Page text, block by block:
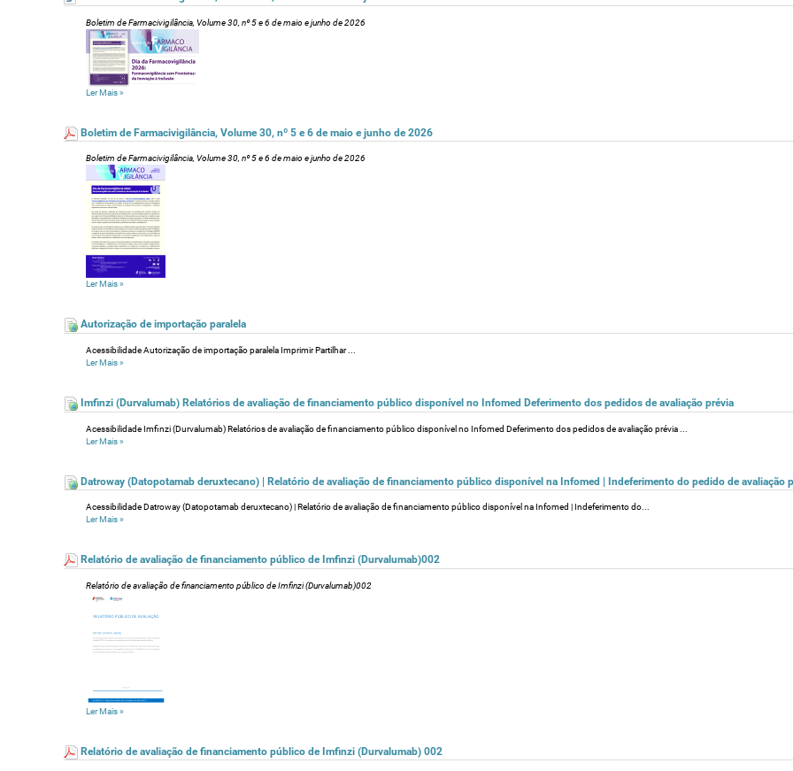
Boletim de Farmacivigilância, Volume 30, nº 5 e 6 de maio e junho de 2026
Ler Mais»
Boletim de Farmacivigilância, Volume 30, nº 5 e 6 de maio e junho de 2026
Boletim de Farmacivigilância, Volume 30, nº 5 e 6 de maio e junho de 2026
Ler Mais»
Autorização de importação paralela
Acessibilidade Autorização de importação paralela Imprimir Partilhar ...
Ler Mais»
Imfinzi (Durvalumab) Relatórios de avaliação de financiamento público disponível no Infomed Deferimento dos pedidos de avaliação prévia
Acessibilidade Imfinzi (Durvalumab) Relatórios de avaliação de financiamento público disponível no Infomed Deferimento dos pedidos de avaliação prévia ...
Ler Mais»
Datroway (Datopotamab deruxtecano) | Relatório de avaliação de financiamento público disponível na Infomed | Indeferimento do pedido de avaliação
Acessibilidade Datroway (Datopotamab deruxtecano) | Relatório de avaliação de financiamento público disponível na Infomed | Indeferimento do...
Ler Mais»
Relatório de avaliação de financiamento público de Imfinzi (Durvalumab)002
Relatório de avaliação de financiamento público de Imfinzi (Durvalumab)002
Ler Mais»
Relatório de avaliação de financiamento público de Imfinzi (Durvalumab) 002